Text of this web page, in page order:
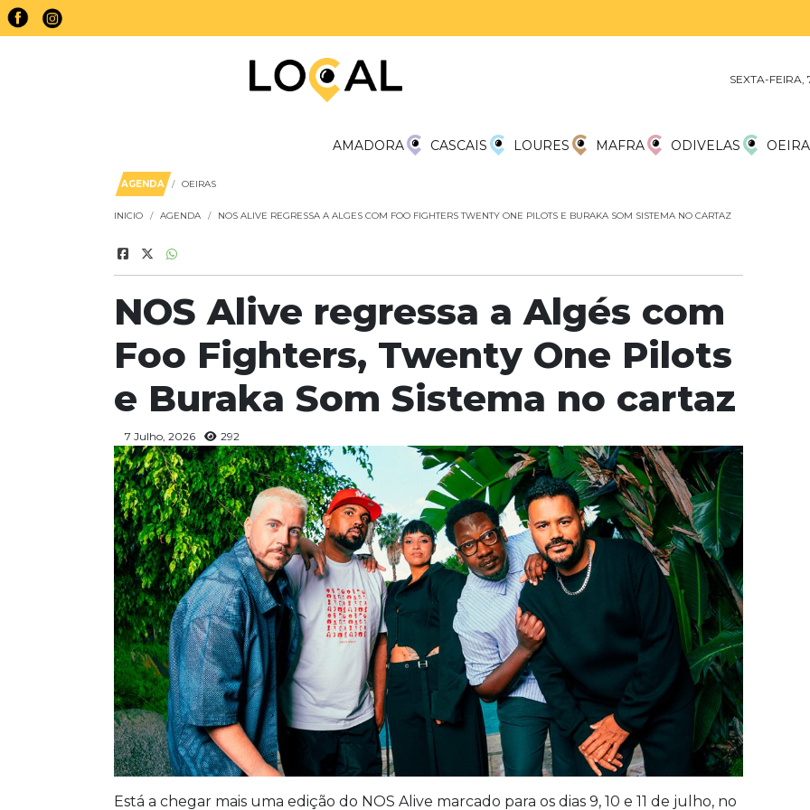
SEXTA-
AMADORA CASCAIS LOURES MAFRA ODIVELAS
AGENDA OEIRAS
INICIO AGENDA NOS ALIVE REGRESSA A ALGES COM FOO FIGHTERS TWENTY ONE PILOTS E BURAKA SOM SISTEMA NO CARTAZ
NOS Alive regressa a Algés com
Foo Fighters, Twenty One Pilots
e Buraka Som Sistema no cartaz
7 Julho, 2026 292
Está a chegar mais uma edição do NOS Alive marcado para os dias 9, 10 e 11 de julho, no